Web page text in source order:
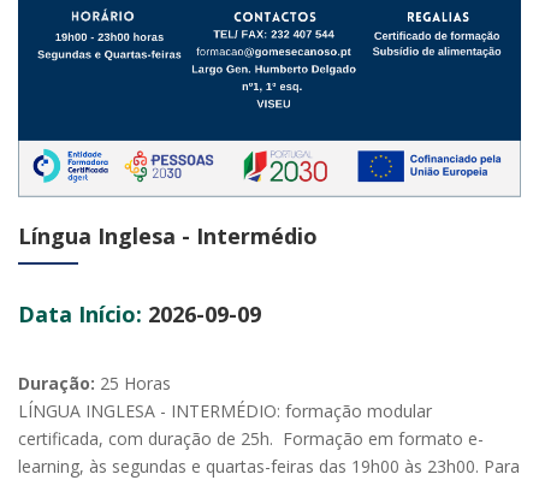
Língua Inglesa - Intermédio
Data Início: 2026-09-09
Duração: 25 Horas
LÍNGUA INGLESA - INTERMÉDIO: formação modular
certificada, com duração de 25h. Formação em formato e-
learning, às segundas e quartas-feiras das 19h00 às 23h00. Para